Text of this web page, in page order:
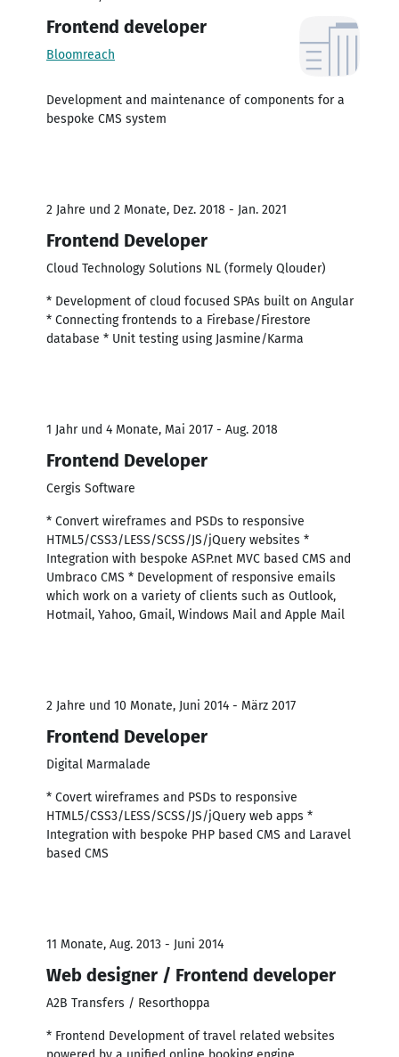
Frontend developer
Bloomreach
Development and maintenance of components for a
bespoke CMS system
2 Jahre und 2 Monate, Dez. 2018 - Jan. 2021
Frontend Developer
Cloud Technology Solutions NL (formely Qlouder)
* Development of cloud focused SPAs built on Angular
* Connecting frontends to a Firebase/Firestore
database * Unit testing using Jasmine/Karma
1 Jahr und 4 Monate, Mai 2017 - Aug. 2018
Frontend Developer
Cergis Software
* Convert wireframes and PSDs to responsive
HTML5/CSS3/LESS/SCSS/JS/jQuery websites *
Integration with bespoke ASP.net MVC based CMS and
Umbraco CMS * Development of responsive emails
which work on a variety of clients such as Outlook,
Hotmail, Yahoo, Gmail, Windows Mail and Apple Mail
2 Jahre und 10 Monate, Juni 2014 - März 2017
Frontend Developer
Digital Marmalade
* Covert wireframes and PSDs to responsive
HTML5/CSS3/LESS/SCSS/JS/jQuery web apps *
Integration with bespoke PHP based CMS and Laravel
based CMS
11 Monate, Aug. 2013 - Juni 2014
Web designer / Frontend developer
A2B Transfers / Resorthoppa
* Frontend Development of travel related websites